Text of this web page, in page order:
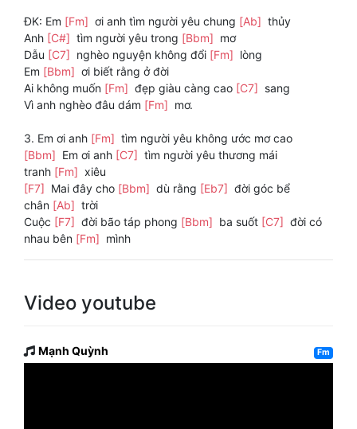
ĐK: Em [Fm] ơi anh tìm người yêu chung [Ab] thủy
Anh [C#] tìm người yêu trong [Bbm] mơ
Dẫu [C7] nghèo nguyện không đổi [Fm] lòng
Em [Bbm] ơi biết rằng ở đời
Ai không muốn [Fm] đẹp giàu càng cao [C7] sang
Vì anh nghèo đâu dám [Fm] mơ.
3. Em ơi anh [Fm] tìm người yêu không ước mơ cao
[Bbm] Em ơi anh [C7] tìm người yêu thương mái
tranh [Fm] xiêu
[F7] Mai đây cho [Bbm] dù rằng [Eb7] đời góc bể
chân [Ab] trời
Cuộc [F7] đời bão táp phong [Bbm] ba suốt [C7] đời có
nhau bên [Fm] mình
Video youtube
Mạnh Quỳnh Fm